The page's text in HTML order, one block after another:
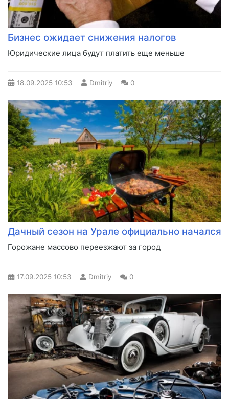
Бизнес ожидает снижения налогов
Юридические лица будут платить еще меньше
18.09.2025 10:53 Dmitriy 0
Дачный сезон на Урале официально начался
Горожане массово переезжают за город
17.09.2025 10:53 Dmitriy 0